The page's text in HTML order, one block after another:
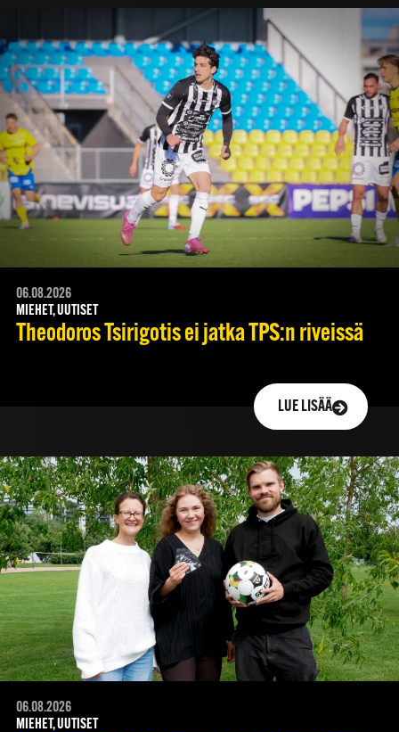
06.08.2026
MIEHET, UUTISET
Theodoros Tsirigotis ei jatka TPS:n riveissä
LUE LISÄÄ
06.08.2026
MIEHET, UUTISET